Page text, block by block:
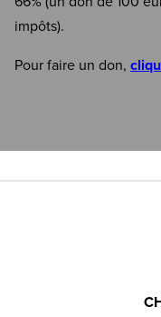
impôts).
Pour faire un don,